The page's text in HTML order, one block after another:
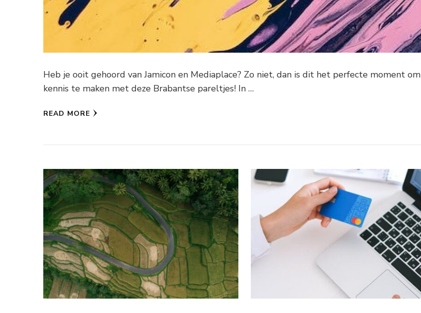
Heb je ooit gehoord van Jamicon en Mediaplace? Zo niet, dan is dit het perfecte moment om
kennis te maken met deze Brabantse pareltjes! In …
READ MORE